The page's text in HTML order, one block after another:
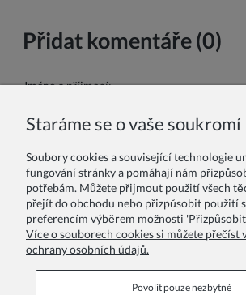
Přidat komentáře (0)
Jméno a příjmení:
Odeslat
Staráme se o vaše soukromí
Soubory cookies a související technologie
fungování stránky a pomáhají nám
potřebám. Můžete přijmout použití všech
přejít do obchodu nebo přizpůsobit použití
preferencím výběrem možnosti 'Přizpůsobit
Více o souborech cookies si můžete přečíst
ochrany osobních údajů.
Povolit pouze nezbytné